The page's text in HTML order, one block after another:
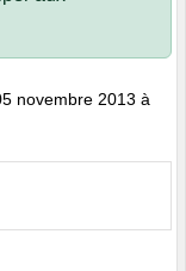
novembre 2013 à